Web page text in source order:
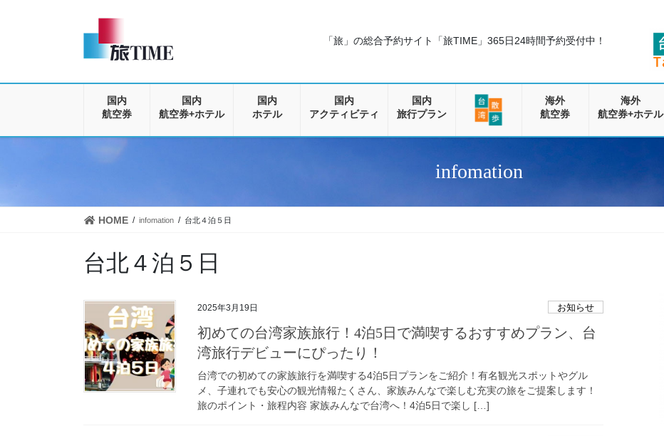
に
ョ
動
「旅」の総合予約サイト「旅TIME」 365日24時間予約受付中！
国内
航空券
国内
航空券+ホテル
国内
ホテル
国内
アクティビティ
国内
旅行プラン
海外
航空券
海外
航空券+ホテル
infomation
HOME infomation 台北４泊５日
台北４泊５日
2025年3月19日 お知らせ
初めての台湾家族旅行！4泊5日で満喫するおすすめプラン、台
湾旅行デビューにぴったり！
台湾での初めての家族旅行を満喫する4泊5日プランをご紹介！有名観光スポットやグル
メ、子連れでも安心の観光情報たくさん、家族みんなで楽しむ充実の旅をご提案します！
旅のポイント・旅程内容 家族みんなで台湾へ！4泊5日で楽し […]